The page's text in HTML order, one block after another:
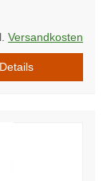
Versandkosten